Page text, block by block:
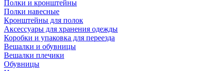
Полки и кронштейны
Полки навесные
Кронштейны для полок
Аксессуары для хранения одежды
Коробки и упаковка для переезда
Вешалки и обувницы
Вешалки плечики
Обувницы